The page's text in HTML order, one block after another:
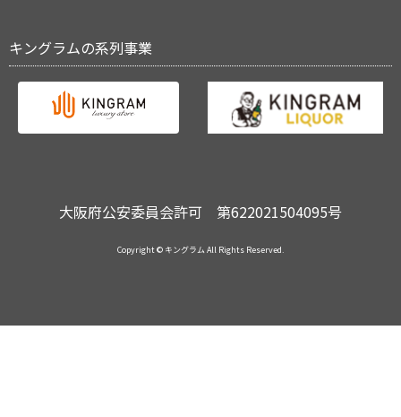
キングラムの系列事業
大阪府公安委員会許可 第622021504095号
Copyright © キングラム All Rights Reserved.